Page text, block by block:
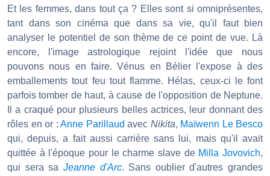
Et les femmes, dans tout ça ? Elles sont si omniprésentes,
tant dans son cinéma que dans sa vie, qu'il faut bien
analyser le potentiel de son thème de ce point de vue. Là
encore, l'image astrologique rejoint l'idée que nous
pouvons nous en faire. Vénus en Bélier l'expose à des
emballements tout feu tout flamme. Hélas, ceux-ci le font
parfois tomber de haut, à cause de l'opposition de Neptune.
Il a craqué pour plusieurs belles actrices, leur donnant des
rôles en or : Anne Parillaud avec Nikita, Maïwenn Le Besco
qui, depuis, a fait aussi carrière sans lui, mais qu'il avait
quittée à l'époque pour le charme slave de Milla Jovovich,
qui sera sa Jeanne d'Arc. Sans oublier d'autres grandes